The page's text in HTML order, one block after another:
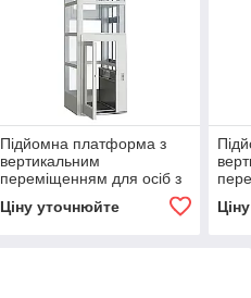
Підйомна платформа з
вертикальним
переміщенням для осіб з
обмеженими фізичними
можливостями ППВ-320
Ціну уточнюйте